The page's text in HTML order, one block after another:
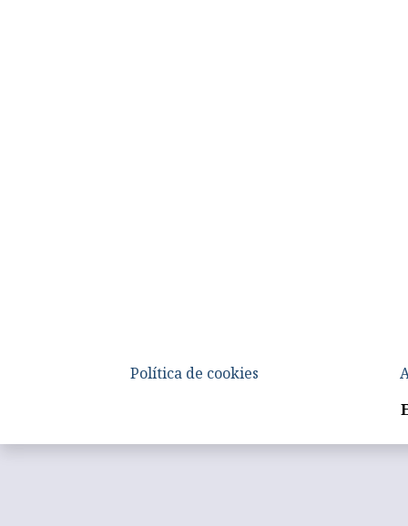
Política de cookies